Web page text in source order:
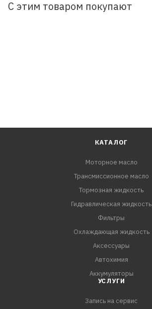
С этим товаром покупают
КАТАЛОГ
Моторное масло
Трансмиссионное масло
Тормозная жидкость
Гидравлическая жидкость
Фильтры
Охлаждающая жидкость
Аксессуары
Автохимия
Аккумуляторы
УСЛУГИ
Запись на сервис